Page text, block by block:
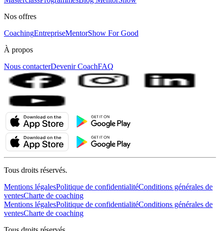
Nos offres
CoachingEntrepriseMentorShow For Good
À propos
Nous contacterDevenir CoachFAQ
Tous droits réservés.
Mentions légalesPolitique de confidentialitéConditions générales de
ventesCharte de coaching
Mentions légalesPolitique de confidentialitéConditions générales de
ventesCharte de coaching